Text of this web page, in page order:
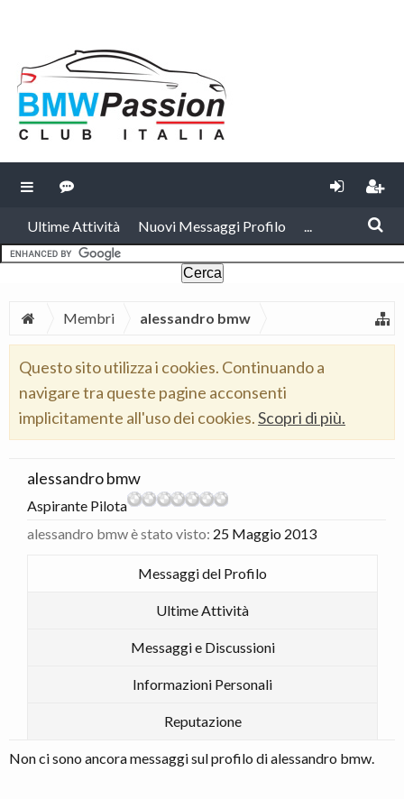
Ultime Attività Nuovi Messaggi Profilo ...
Membri alessandro bmw
Questo sito utilizza i cookies. Continuando a
navigare tra queste pagine acconsenti
implicitamente all'uso dei cookies.Scopri di più.
alessandro bmw
Aspirante Pilota
alessandro bmw è stato visto: 25 Maggio 2013
Messaggi del Profilo
Ultime Attività
Messaggi e Discussioni
Informazioni Personali
Reputazione
Non ci sono ancora messaggi sul profilo di alessandro bmw.